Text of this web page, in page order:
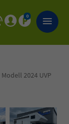
0
Modell 2024 UVP